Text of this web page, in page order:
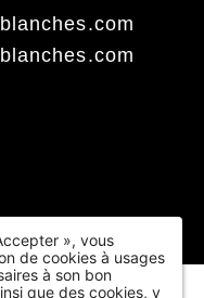
», vous
de cookies à usages
à son bon
que des cookies, y